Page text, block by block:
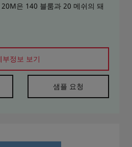
은 140 블룸과 20 메쉬의 돼
부정보 보기
샘플 요청